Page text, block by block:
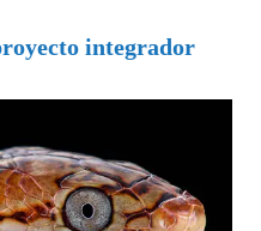
integrador